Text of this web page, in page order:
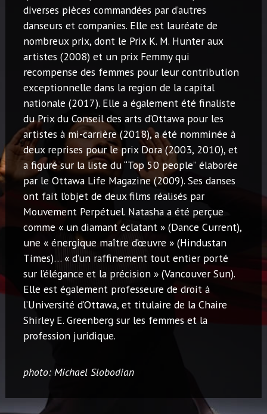
diverses pièces commandées par d’autres
danseurs et companies. Elle est lauréate de
nombreux prix, dont le Prix K. M. Hunter aux
artistes (2008) et un prix Femmy qui
recompense des femmes pour leur contribution
exceptionnelle dans la region de la capital
nationale (2017). Elle a également été finaliste
du Prix du Conseil des arts d’Ottawa pour les
artistes à mi-carrière (2018), a été nomminée à
deux reprises pour le prix Dora (2003, 2010), et
a figuré sur la liste du “Top 50 people” élaborée
par le Ottawa Life Magazine (2009). Ses danses
ont fait l’objet de deux films réalisés par
Mouvement Perpétuel. Natasha a été perçue
comme « un diamant éclatant » (Dance Current),
une « énergique maître d’œuvre » (Hindustan
Times)… « d’un raffinement tout entier porté
sur l’élégance et la précision » (Vancouver Sun).
Elle est également professeure de droit à
l’Université d’Ottawa, et titulaire de la Chaire
Shirley E. Greenberg sur les femmes et la
profession juridique.
photo: Michael Slobodian